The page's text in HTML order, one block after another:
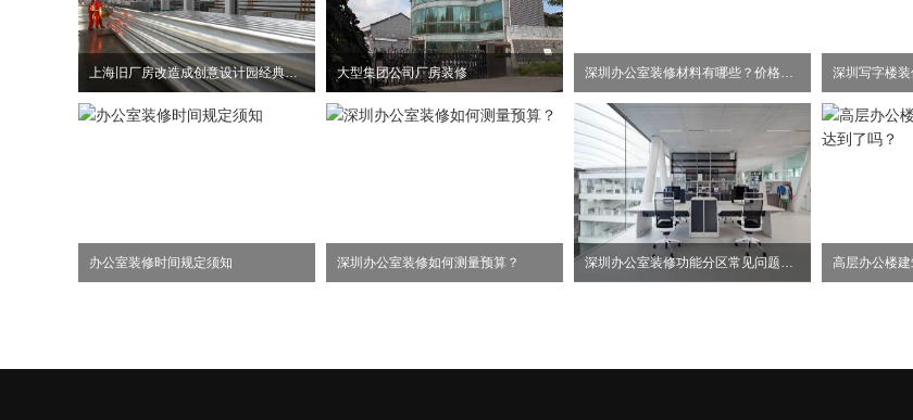
上海旧厂房改造成创意设计园经典案例 大型集团公司厂房装修 深圳办公室装修材料有哪些？价格怎么算？
办公室装修时间规定须知 深圳办公室装修如何测量预算？ 深圳办公室装修功能分区常见问题事项